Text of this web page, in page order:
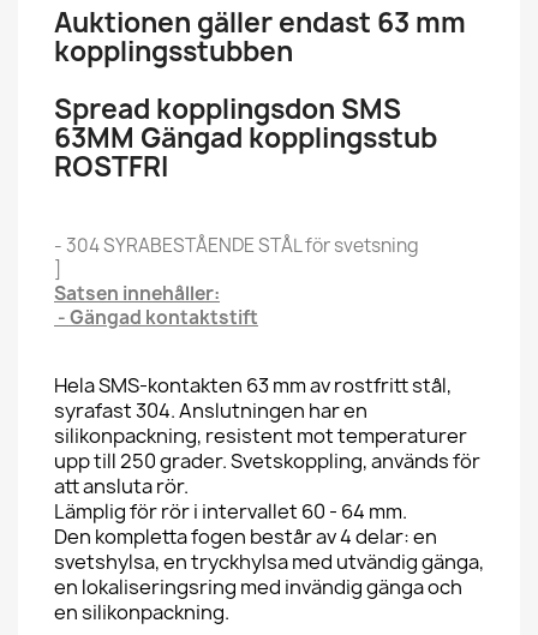
Auktionen gäller endast 63 mm
kopplingsstubben
Spread kopplingsdon SMS
63MM Gängad kopplingsstub
ROSTFRI
- 304 SYRABESTÅENDE STÅL för svetsning
Satsen innehåller:
- Gängad kontaktstift
Hela SMS-kontakten 63 mm av rostfritt stål,
syrafast 304. Anslutningen har en
silikonpackning, resistent mot temperaturer
upp till 250 grader. Svetskoppling, används för
att ansluta rör.
Lämplig för rör i intervallet 60 - 64 mm.
Den kompletta fogen består av 4 delar: en
svetshylsa, en tryckhylsa med utvändig gänga,
en lokaliseringsring med invändig gänga och
en silikonpackning.